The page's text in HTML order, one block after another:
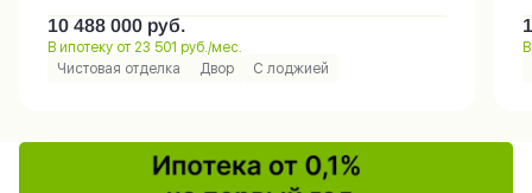
10 488 000 руб.
В ипотеку от 23 501 руб./мес.
Чистовая отделка
Двор С лоджией